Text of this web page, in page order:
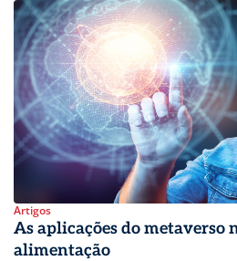
Artigos
As aplicações do metaverso
alimentação